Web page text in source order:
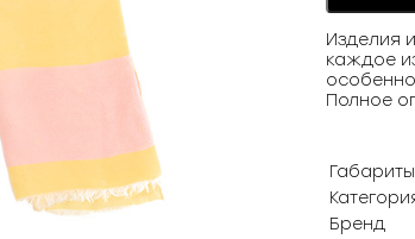
Изделия
каждое
Полное
Габариты
Бренд